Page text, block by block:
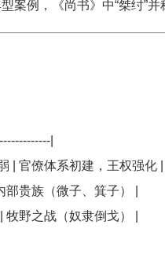
案例，《尚书》中“桀纣”并
|
| 官僚体系初建，王权强化 |
部贵族（微子、箕子） |
牧野之战（奴隶倒戈） |